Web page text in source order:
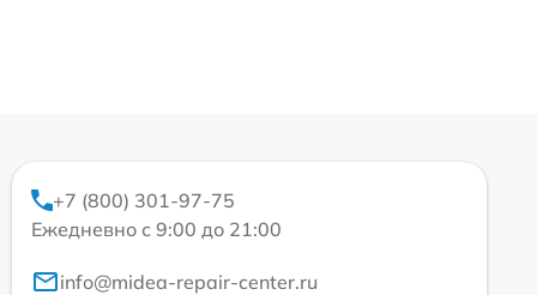
+7 (800) 301-97-75
Ежедневно с 9:00 до 21:00
info@midea-repair-center.ru